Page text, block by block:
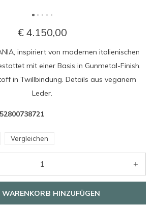
€ 4.150,00
inspiriert von modernen italienischen
mit einer Basis in Gunmetal-Finish,
in Twillbindung. Details aus veganem
Leder.
Vergleichen
WARENKORB HINZUFÜGEN